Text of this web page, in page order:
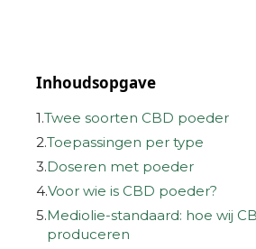
Inhoudsopgave
1.Twee soorten CBD poeder
2.Toepassingen per type
3.Doseren met poeder
4.Voor wie is CBD poeder?
5.Mediolie-standaard: hoe wij
produceren